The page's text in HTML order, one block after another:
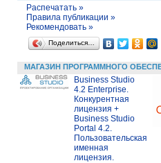
Распечатать »
Правила публикации »
Рекомендовать »
Поделиться…
МАГАЗИН ПРОГРАММНОГО
Business Studio
4.2 Enterprise.
Конкурентная
лицензия +
Business Studio
Portal 4.2.
Пользовательская
именная
лицензия.